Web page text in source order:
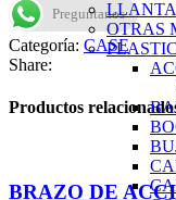
OTRAS
Preguntanos
Categoría: CASE
Share:
Productos
BRAZO DE